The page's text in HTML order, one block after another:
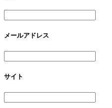
メールアドレス
サイト